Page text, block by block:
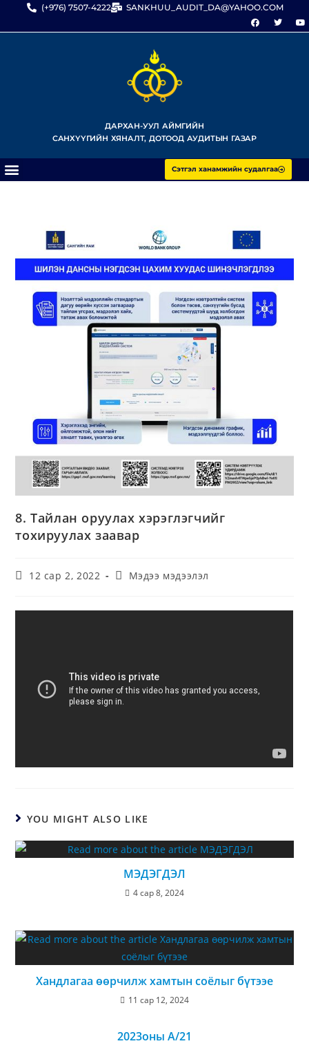
(+976) 7507-4222 SANKHUU_AUDIT_DA@YAHOO.COM
ДАРХАН-УУЛ АЙМГИЙН
САНХҮҮГИЙН ХЯНАЛТ, ДОТООД АУДИТЫН ГАЗАР
Сэтгэл ханамжийн судалгаа
8. Тайлан оруулах хэрэглэгчийг
тохируулах заавар
12 сар 2, 2022 Мэдээ мэдээлэл
YOU MIGHT ALSO LIKE
МЭДЭГДЭЛ
4 сар 8, 2024
Хандлагаа өөрчилж хамтын соёлыг бүтээе
11 сар 12, 2024
2023оны А/21